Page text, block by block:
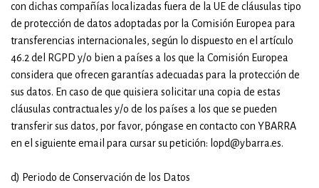
con dichas compañías localizadas fuera de la UE de cláusulas tipo
de protección de datos adoptadas por la Comisión Europea para
transferencias internacionales, según lo dispuesto en el artículo
46.2 del RGPD y/o bien a países a los que la Comisión Europea
considera que ofrecen garantías adecuadas para la protección de
sus datos. En caso de que quisiera solicitar una copia de estas
cláusulas contractuales y/o de los países a los que se pueden
transferir sus datos, por favor, póngase en contacto con YBARRA
en el siguiente email para cursar su petición: lopd@ybarra.es.
d) Periodo de Conservación de los Datos